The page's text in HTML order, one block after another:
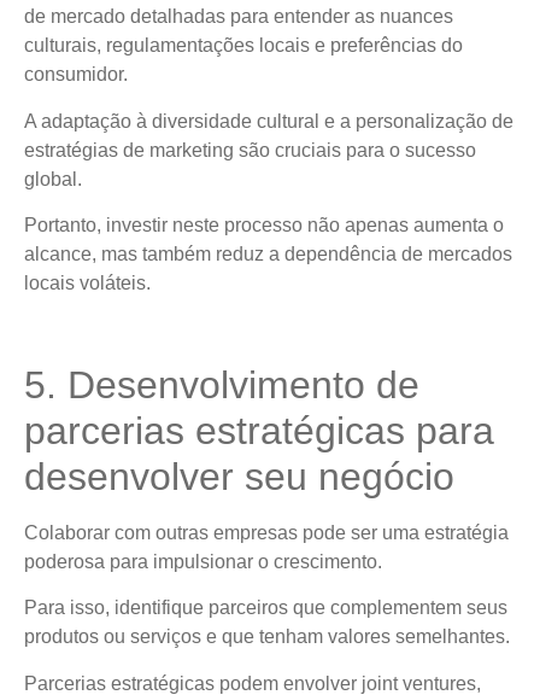
de mercado detalhadas para entender as nuances
culturais, regulamentações locais e preferências do
consumidor.
A adaptação à diversidade cultural e a personalização de
estratégias de marketing são cruciais para o sucesso
global.
Portanto, investir neste processo não apenas aumenta o
alcance, mas também reduz a dependência de mercados
locais voláteis.
5. Desenvolvimento de
parcerias estratégicas para
desenvolver seu negócio
Colaborar com outras empresas pode ser uma estratégia
poderosa para impulsionar o crescimento.
Para isso, identifique parceiros que complementem seus
produtos ou serviços e que tenham valores semelhantes.
Parcerias estratégicas podem envolver joint ventures,